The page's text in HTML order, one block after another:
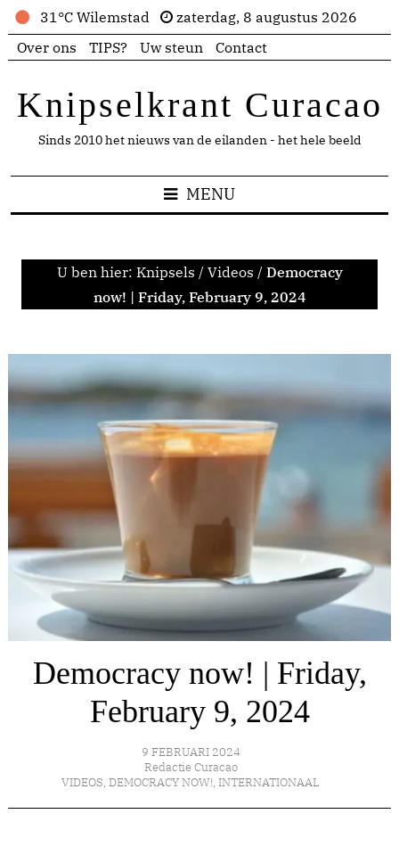
31°C Wilemstad
zaterdag, 8 augustus 2026
Over ons
TIPS? Uw steun Contact
Knipselkrant Curacao
Sinds 2010 het nieuws van de eilanden - het hele beeld
MENU
U ben hier: Knipsels / Videos / Democracy
now! | Friday, February 9, 2024
Democracy now! | Friday,
February 9, 2024
9 FEBRUARI 2024
Redactie Curacao
VIDEOS, DEMOCRACY NOW!, INTERNATIONAAL